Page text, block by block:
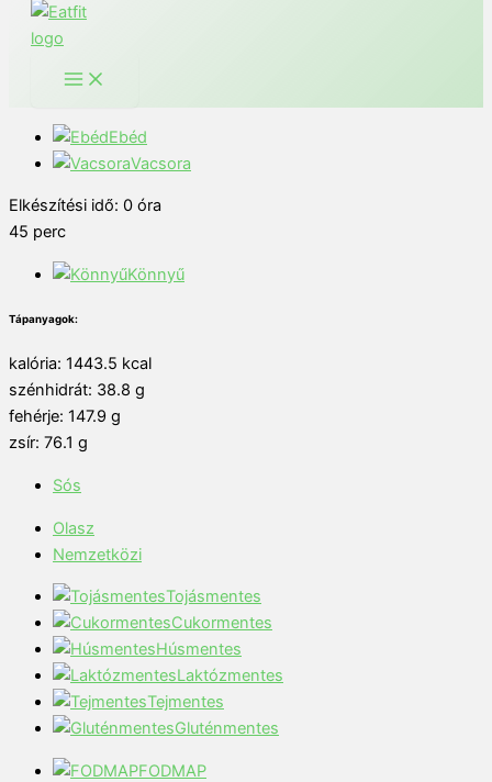
Ebéd
Vacsora
Elkészítési idő: 0 óra
45 perc
Könnyű
Tápanyagok:
kalória: 1443.5 kcal
szénhidrát: 38.8 g
fehérje: 147.9 g
zsír: 76.1 g
Sós
Olasz
Nemzetközi
Tojásmentes
Cukormentes
Húsmentes
Laktózmentes
Tejmentes
Gluténmentes
FODMAP